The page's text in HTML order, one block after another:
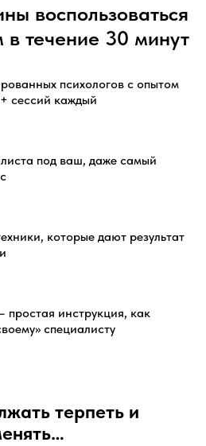
воспользоваться
течение 30 минут
психологов с опытом
сессий каждый
под ваш, даже самый
которые дают результат
простая инструкция, как
специалисту
терпеть и